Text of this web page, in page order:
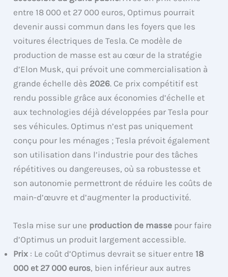
entre 18 000 et 27 000 euros, Optimus pourrait
devenir aussi commun dans les foyers que les
voitures électriques de Tesla. Ce modèle de
production de masse est au cœur de la stratégie
d’Elon Musk, qui prévoit une commercialisation à
grande échelle dès 2026. Ce prix compétitif est
rendu possible grâce aux économies d’échelle et
aux technologies déjà développées par Tesla pour
ses véhicules. Optimus n’est pas uniquement
conçu pour les ménages ; Tesla prévoit également
son utilisation dans l’industrie pour des tâches
répétitives ou dangereuses, où sa robustesse et
son autonomie permettront de réduire les coûts de
main-d’œuvre et d’augmenter la productivité.
Tesla mise sur une production de masse pour faire
d’Optimus un produit largement accessible.
Prix : Le coût d’Optimus devrait se situer entre 18
000 et 27 000 euros, bien inférieur aux autres